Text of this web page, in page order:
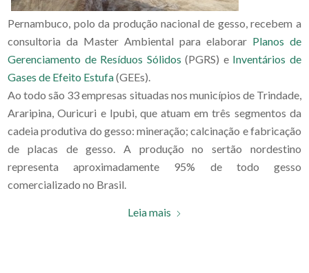
Pernambuco, polo da produção nacional de gesso, recebem a
consultoria da Master Ambiental para elaborar Planos de
Gerenciamento de Resíduos Sólidos (PGRS) e Inventários de
Gases de Efeito Estufa(GEEs).
Ao todo são 33 empresas situadas nos municípios de Trindade,
Araripina, Ouricuri e Ipubi, que atuam em três segmentos da
cadeia produtiva do gesso: mineração; calcinação e fabricação
de placas de gesso. A produção no sertão nordestino
representa aproximadamente 95% de todo gesso
comercializado no Brasil.
Leia mais